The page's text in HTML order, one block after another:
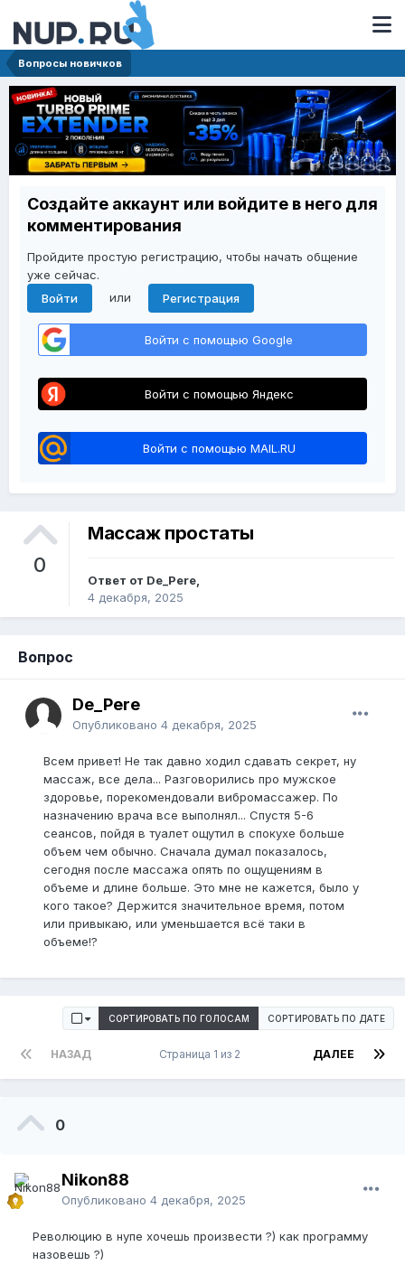
Вопросы новичков
Создайте аккаунт или войдите в него для
комментирования
Пройдите простую регистрацию, чтобы начать общение
уже сейчас.
Войти
или Регистрация
Войти с помощью Google
Войти с помощью Яндекс
Войти с помощью MAIL.RU
0
Массаж простаты
Ответ от De_Pere,
4 декабря, 2025
Вопрос
De_Pere
Опубликовано 4 декабря, 2025
Всем привет! Не так давно ходил сдавать секрет, ну
массаж, все дела... Разговорились про мужское
здоровье, порекомендовали вибромассажер. По
назначению врача все выполнял... Спустя 5-6
сеансов, пойдя в туалет ощутил в спокухе больше
объем чем обычно. Сначала думал показалось,
сегодня после массажа опять по ощущениям в
объеме и длине больше. Это мне не кажется, было у
кого такое? Держится значительное время, потом
или привыкаю, или уменьшается всё таки в
объеме!?
СОРТИРОВАТЬ ПО ГОЛОСАМ СОРТИРОВАТЬ ПО ДАТЕ
НАЗАД ДАЛЕЕ
Страница 1 из 2
0
Nikon88
Опубликовано 4 декабря, 2025
Революцию в нупе хочешь произвести ?) как программу
назовешь ?)